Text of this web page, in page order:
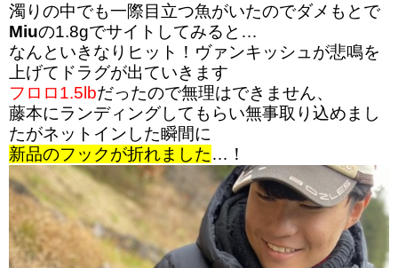
濁りの中でも一際目立つ魚がいたのでダメもとで
Miuの1.8gでサイトしてみると…
なんといきなりヒット！ヴァンキッシュが悲鳴を
上げてドラグが出ていきます
フロロ1.5lbだったので無理はできません、
藤本にランディングしてもらい無事取り込めまし
たがネットインした瞬間に
新品のフックが折れました…！